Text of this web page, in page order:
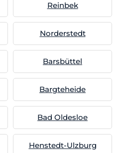
Reinbek
Norderstedt
Barsbüttel
Bargteheide
Bad Oldesloe
Henstedt-Ulzburg